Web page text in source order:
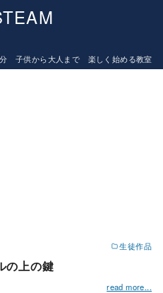
子供から大人まで 楽しく始める教室
月開講！！生徒募集中
生徒作品
上の鍵
read more...